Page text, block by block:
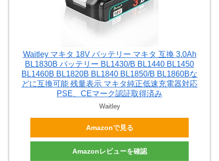
Waitley マキタ 18V バッテリー マキタ 互換 3.0Ah
BL1830B バッテリー BL1430/B BL1440 BL1450
BL1460B BL1820B BL1840 BL1850/B BL1860Bな
どに互換可能 残量表示 マキタ純正低速充電器対応
PSE、CEマーク認証取得済み
Waitley
Amazonで見る
Amazonレビューを確認